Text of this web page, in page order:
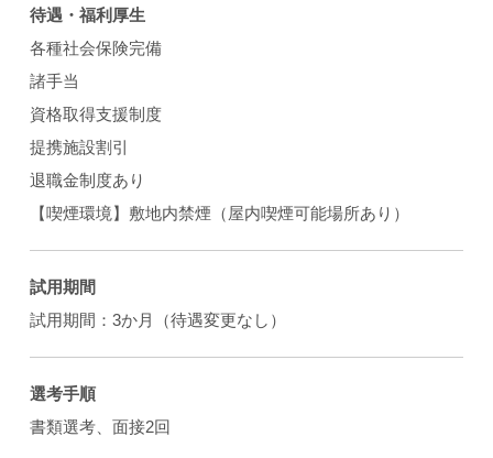
待遇・福利厚生
各種社会保険完備
諸手当
資格取得支援制度
提携施設割引
退職金制度あり
【喫煙環境】敷地内禁煙（屋内喫煙可能場所あり）
試用期間
試用期間：3か月（待遇変更なし）
選考手順
書類選考、面接2回